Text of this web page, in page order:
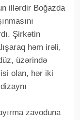
illərdir Boğazda
Şirkətin
həm irəli,
üzərində
olan, hər iki
zavoduna